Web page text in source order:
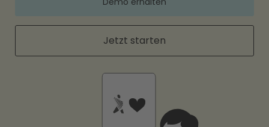
Jetzt starten